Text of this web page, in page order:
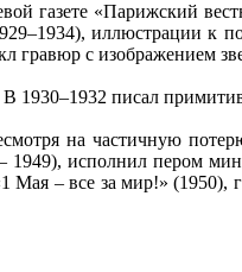
газете «Парижский
иллюстрации
с изображением
1930–1932 писал
на частичную потерю
исполнил пером
Мая – все за мир!»